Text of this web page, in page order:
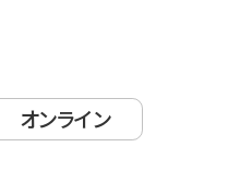
オンライン